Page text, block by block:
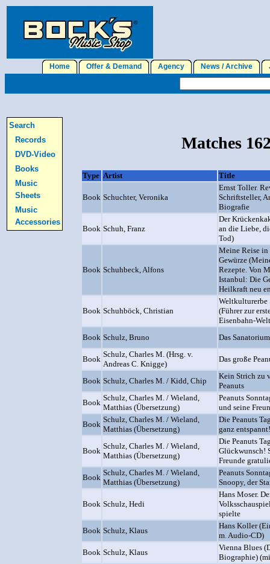
Home Offer & Demand Agency News / Archive
Search
Records
DVD-Video
Books
Music
Sheets
Music
Accessories
Matches
Type Artist Title
Book Schuchter, Veronika
Ernst Toller.
Schriftsteller,
Biografie
Book Schuh, Franz
Der
an die Liebe,
Tod)
Book Schuhbeck, Alfons
Meine Reise in
Gewürze
Rezepte. Von
Istanbul: Die
Heilkraft neu
Book Schuhböck, Christian
Weltkulturerbe
(Führer zur
Eisenbahn-
Book Schulz, Bruno Das
Book
Schulz, Charles M. (Hrsg. v.
Andreas C. Knigge)
Das große
Book Schulz, Charles M. / Kidd, Chip
Kein Strich zu
Peanuts
Book
Schulz, Charles M. / Wieland,
Matthias (Übersetzung)
Peanuts
und seine
Book
Schulz, Charles M. / Wieland,
Matthias (Übersetzung)
Die Peanuts
ganz entspannt!
Book
Schulz, Charles M. / Wieland,
Matthias (Übersetzung)
Die Peanuts
Glückwunsch!
Freunde
Book
Schulz, Charles M. / Wieland,
Matthias (Übersetzung)
Peanuts
Snoopy, der
Book Schulz, Hedi
Hans Moser.
spielte
Book Schulz, Klaus
Hans Koller
m. Audio-CD)
Book Schulz, Klaus
Vienna Blues
Biographie)